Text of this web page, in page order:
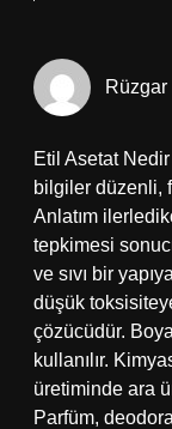
Rüzgar
Etil Asetat
bilgiler düzenli,
Anlatım
tepkimesi
ve sıvı bir
düşük
çözücüdür.
kullanılır.
üretiminde ara
Parfüm,